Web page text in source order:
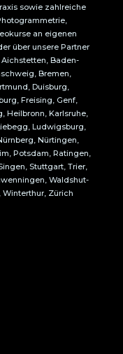
sowie zahlreiche
an eigenen
über unsere Partner
Baden-
Bremen,
Duisburg,
Freising, Genf,
Heilbronn, Karlsruhe,
Ludwigsburg,
Nürtingen,
Potsdam, Ratingen,
Stuttgart, Trier,
Waldshut-
Winterthur, Zürich